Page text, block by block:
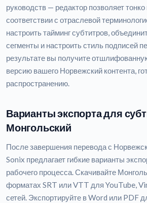
руководств — редактор позволяет
соответствии с отраслевой
настроить тайминг субтитров,
сегменты и настроить стиль подписей
результате вы получите
версию вашего Норвежский контента,
распространению.
Варианты экспорта для
Монгольский
После завершения перевода с
Sonix предлагает гибкие варианты
рабочего процесса. Скачивайте
форматах SRT или VTT для YouTube,
сетей. Экспортируйте в Word или PDF